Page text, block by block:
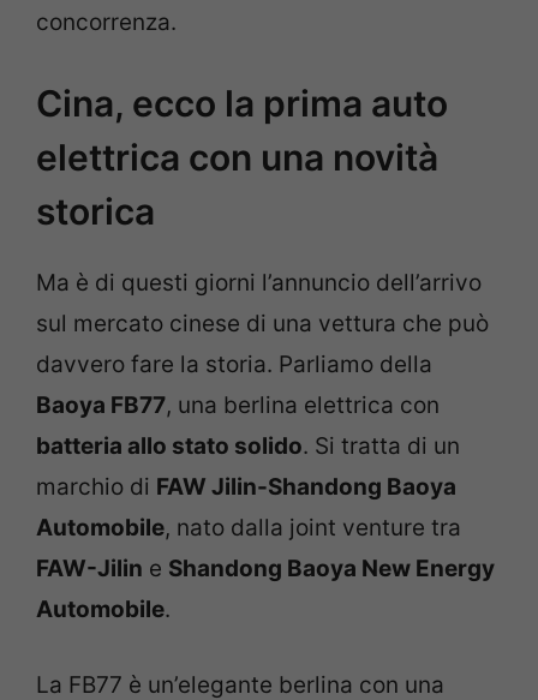
concorrenza.
Cina, ecco la prima auto
elettrica con una novità
storica
Ma è di questi giorni l’annuncio dell’arrivo
sul mercato cinese di una vettura che può
davvero fare la storia. Parliamo della
Baoya FB77, una berlina elettrica con
batteria allo stato solido. Si tratta di un
marchio di FAW Jilin-Shandong Baoya
Automobile, nato dalla joint venture tra
FAW-Jilin e Shandong Baoya New Energy
Automobile.
La FB77 è un’elegante berlina con una